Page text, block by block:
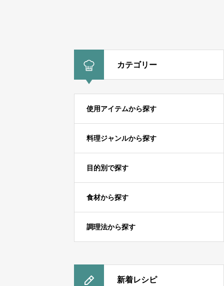
カテゴリー
使用アイテムから探す
料理ジャンルから探す
目的別で探す
食材から探す
調理法から探す
新着レシピ